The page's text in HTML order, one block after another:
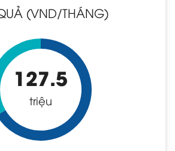
(VND/THÁNG)
127.5
triệu